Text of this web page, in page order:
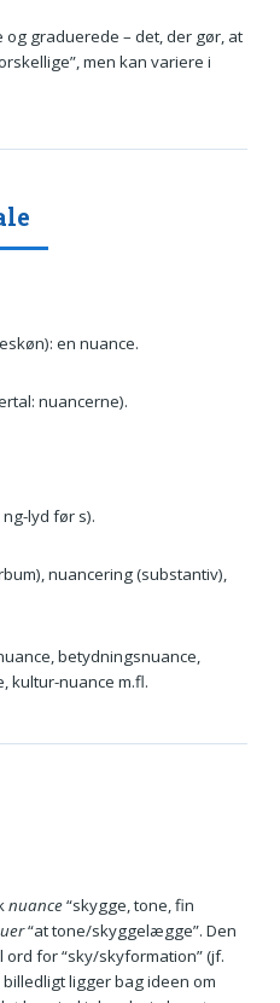
graduerede – det, der gør, at
men kan variere i
en nuance.
nuancerne).
lyd før s).
nuancering (substantiv),
betydningsnuance,
kultur-nuance m.fl.
nuance“skygge, tone, fin
“at tone/skyggelægge”. Den
for “sky/skyformation” (jf.
billedligt ligger bag ideen om